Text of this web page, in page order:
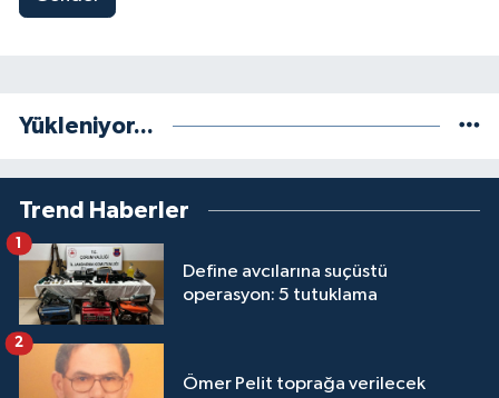
Yükleniyor...
Trend Haberler
Define avcılarına suçüstü
operasyon: 5 tutuklama
1
Ömer Pelit toprağa verilecek
2